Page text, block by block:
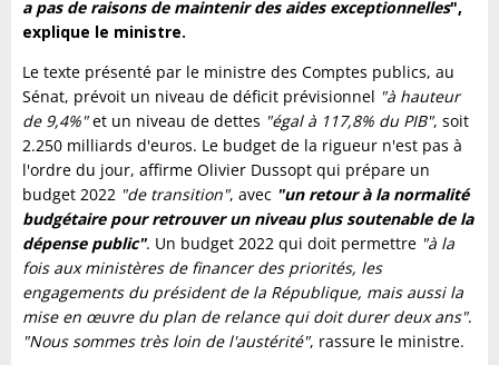
a pas de raisons de maintenir des aides exceptionnelles",
explique le ministre.
Le texte présenté par le ministre des Comptes publics, au
Sénat, prévoit un niveau de déficit prévisionnel "à hauteur
de 9,4%"et un niveau de dettes "égal à 117,8% du PIB", soit
2.250 milliards d'euros. Le budget de la rigueur n'est pas à
l'ordre du jour, affirme Olivier Dussopt qui prépare un
budget 2022 "de transition", avec "un retour à la normalité
budgétaire pour retrouver un niveau plus soutenable de la
dépense public". Un budget 2022 qui doit permettre "à la
fois aux ministères de financer des priorités, les
engagements du président de la République, mais aussi la
mise en œuvre du plan de relance qui doit durer deux ans".
"Nous sommes très loin de l'austérité", rassure le ministre.